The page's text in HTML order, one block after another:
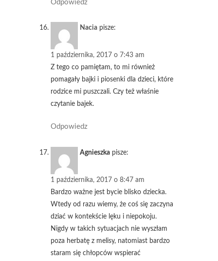
Odpowiedz
Nacia pisze:
1 października, 2017 o 7:43 am
Z tego co pamiętam, to mi również
pomagały bajki i piosenki dla dzieci, które
rodzice mi puszczali. Czy też właśnie
czytanie bajek.
Odpowiedz
Agnieszka pisze:
1 października, 2017 o 8:47 am
Bardzo ważne jest bycie blisko dziecka.
Wtedy od razu wiemy, że coś się zaczyna
dziać w kontekście lęku i niepokoju.
Nigdy w takich sytuacjach nie wyszłam
poza herbatę z melisy, natomiast bardzo
staram się chłopców wspierać